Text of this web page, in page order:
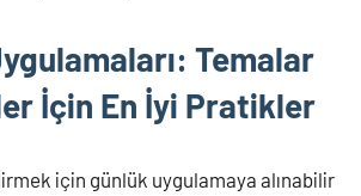
Temalar
İçin En İyi Pratikler
için günlük uygulamaya alınabilir